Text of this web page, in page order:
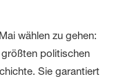
wählen zu gehen:
politischen
Sie garantiert